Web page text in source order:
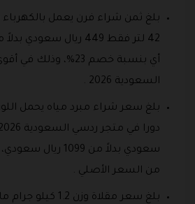
بلغ ثمن شراء فرن يعمل
أي بنسبة خصم 23%،
السعودية 2026 .
بلغ سعر شراء مبرد مياه يحمل
من السعر الأصلي .
بلغ سعر مقلاة وزن